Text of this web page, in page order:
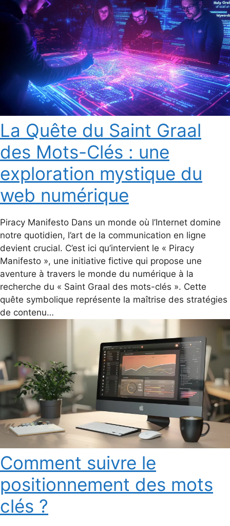
La Quête du Saint Graal
des Mots-Clés : une
exploration mystique du
web numérique
Piracy Manifesto Dans un monde où l’Internet domine
notre quotidien, l’art de la communication en ligne
devient crucial. C’est ici qu’intervient le « Piracy
Manifesto », une initiative fictive qui propose une
aventure à travers le monde du numérique à la
recherche du « Saint Graal des mots-clés ». Cette
quête symbolique représente la maîtrise des stratégies
de contenu…
Comment suivre le
positionnement des mots
clés ?